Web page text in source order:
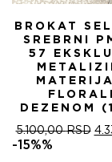
BROKAT
SREBRNI
57
DEZENOM
5.100,00RSD
-15%%